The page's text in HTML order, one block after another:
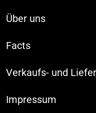
Über uns
Facts
Verkaufs- und
Impressum